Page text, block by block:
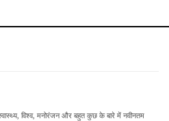
स्वास्थ्य, विश्व, मनोरंजन और बहुत कुछ के बारे में नवीनतम